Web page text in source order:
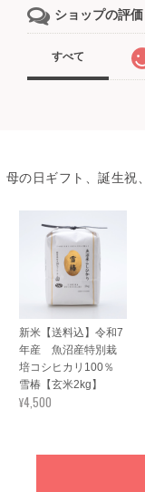
ショップの評価
すべて
母の日ギフト、誕生祝
新米【送料込】令和7
年産 魚沼産特別栽
培コシヒカリ100％
雪椿【玄米2kg】
¥4,500